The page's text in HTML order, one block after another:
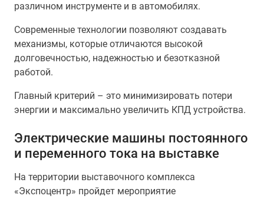
различном инструменте и в автомобилях.
Современные технологии позволяют создавать
механизмы, которые отличаются высокой
долговечностью, надежностью и безотказной
работой.
Главный критерий – это минимизировать потери
энергии и максимально увеличить КПД устройства.
Электрические машины постоянного
и переменного тока на выставке
На территории выставочного комплекса
«Экспоцентр» пройдет мероприятие